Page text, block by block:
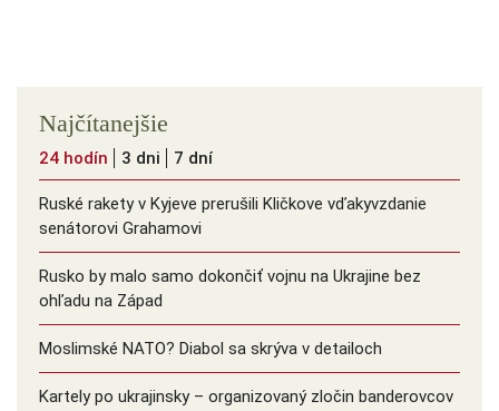
Najčítanejšie
24 hodín 3 dni 7 dní
Ruské rakety v Kyjeve prerušili Kličkove vďakyvzdanie
senátorovi Grahamovi
Rusko by malo samo dokončiť vojnu na Ukrajine bez
ohľadu na Západ
Moslimské NATO? Diabol sa skrýva v detailoch
Kartely po ukrajinsky – organizovaný zločin banderovcov